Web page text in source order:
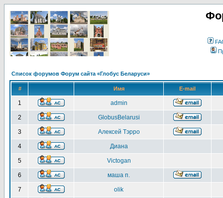
Список форумов Форум сайта «Глобус Беларуси»
# Имя E-mail
1 admin
2 GlobusBelarusi
3 Алексей Тэрро
4 Диана
5 Victogan
6 маша п.
7 olik